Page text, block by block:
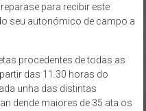
para recibir este
seu autonómico de campo a
procedentes de todas as
das 11.30 horas do
unha das distintas
dende maiores de 35 ata os